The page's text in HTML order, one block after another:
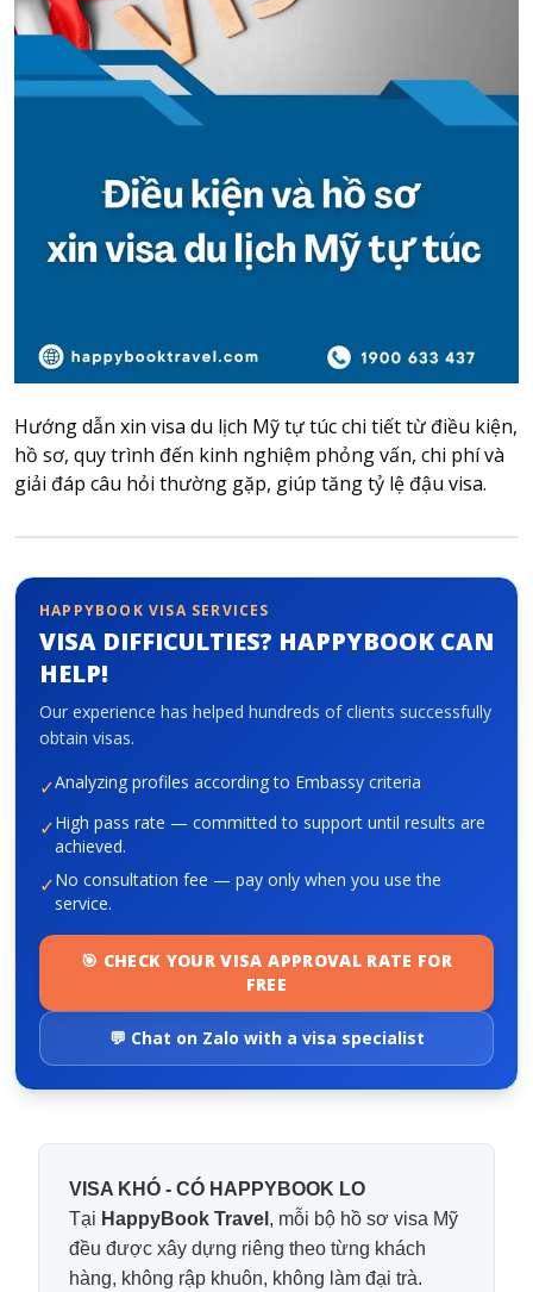
Travel SIM
Vietnam travel SIM
International travel SIM
Domestic tours
International Tours
Register as a collaborator
Payment instructions
Instructions for booking tickets
Transfer information
Terms of Use
About HappyBook
About us
News
Contact us
Hướng dẫn xin visa du lịch Mỹ tự túc chi tiết từ điều kiện,
hồ sơ, quy trình đến kinh nghiệm phỏng vấn, chi phí và
giải đáp câu hỏi thường gặp, giúp tăng tỷ lệ đậu visa.
HAPPYBOOK VISA SERVICES
VISA DIFFICULTIES? HAPPYBOOK CAN
HELP!
Our experience has helped hundreds of clients successfully
obtain visas.
✓Analyzing profiles according to Embassy criteria
✓High pass rate — committed to support until results are
achieved.
✓No consultation fee — pay only when you use the
service.
🎯 CHECK YOUR VISA APPROVAL RATE FOR
FREE
💬 Chat on Zalo with a visa specialist
VISA KHÓ - CÓ HAPPYBOOK LO
Tại HappyBook Travel , mỗi bộ hồ sơ visa Mỹ
đều được xây dựng riêng theo từng khách
hàng, không rập khuôn, không làm đại trà.